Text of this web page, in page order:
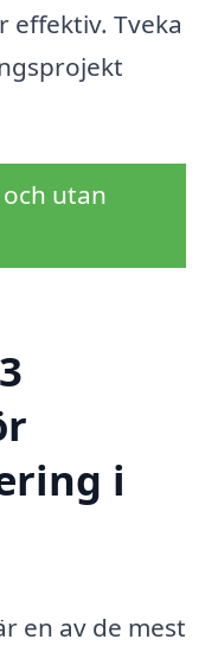
effektiv. Tveka
utan
i
en av de mest